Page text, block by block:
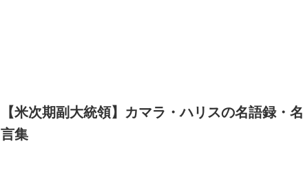
【米次期副大統領】カマラ・ハリスの名語録・名
言集